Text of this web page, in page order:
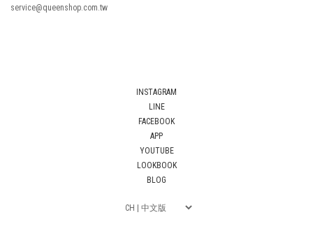
service@queenshop.com.tw
INSTAGRAM
LINE
FACEBOOK
APP
YOUTUBE
LOOKBOOK
BLOG